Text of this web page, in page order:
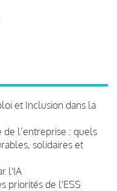
et Inclusion dans la
l’entreprise : quels
solidaires et
l'IA
priorités de l'ESS